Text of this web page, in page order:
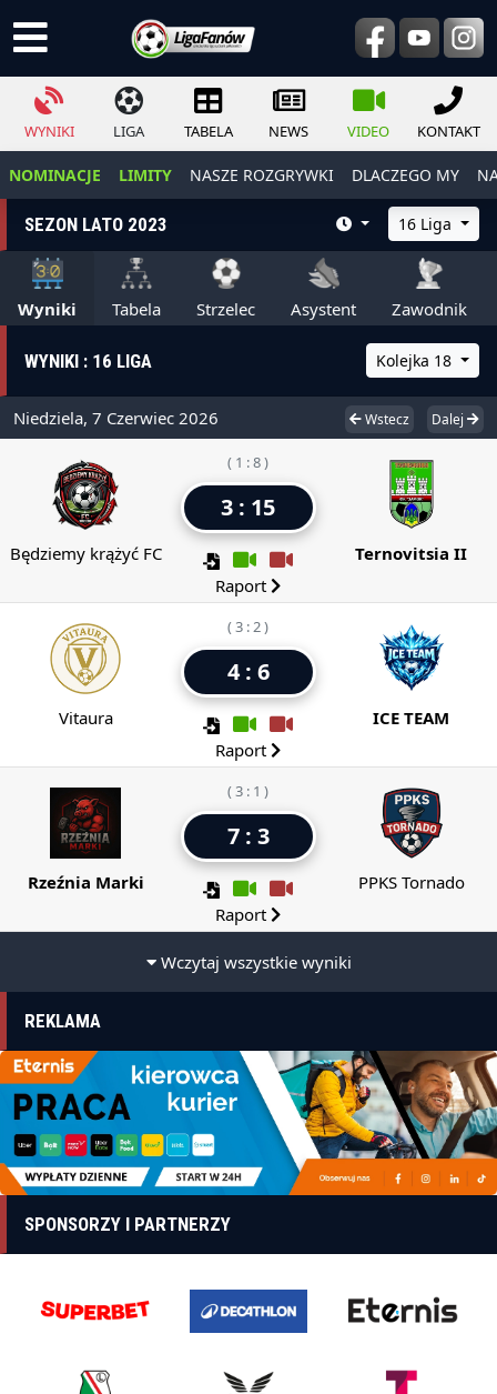
WYNIKI LIGA TABELA NEWS VIDEO KONTAKT
NOMINACJE LIMITY NASZE ROZGRYWKI DLACZEGO MY
SEZON LATO 2023 16 Liga
Wyniki Tabela Strzelec Asystent Zawodnik
WYNIKI : 16 LIGA Kolejka 18
Niedziela, 7 Czerwiec 2026 Wstecz Dalej
Będziemy krążyć FC
( 1 : 8 )
3 : 15
Raport
Ternovitsia II
Vitaura
( 3 : 2 )
4 : 6
Raport
ICE TEAM
Rzeźnia Marki
( 3 : 1 )
7 : 3
Raport
PPKS Tornado
Wczytaj wszystkie wyniki
REKLAMA
SPONSORZY I PARTNERZY